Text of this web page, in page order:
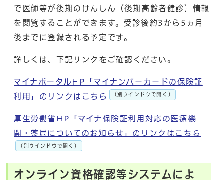
で医師等が後期のけんしん（後期高齢者健診）情報
を閲覧することができます。受診後約3から5ヵ月
後までに登録される予定です。
詳しくは、下記リンクをご確認ください。
マイナポータルHP「マイナンバーカードの保険証
利用」のリンクはこちら
（別ウインドウで開く）
厚生労働省HP「マイナ保険証利用対応の医療機
関・薬局についてのお知らせ」のリンクはこちら
（別ウインドウで開く）
オンライン資格確認等システムによ